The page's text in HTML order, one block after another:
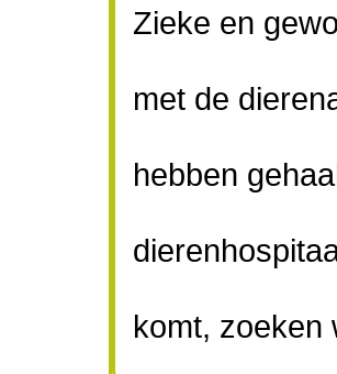
Zieke en
met de
hebben
komt, zoeken